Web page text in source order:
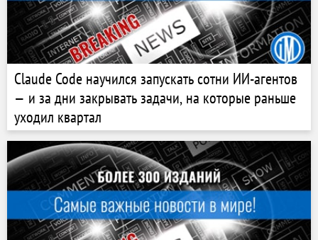
Claude Code научился запускать сотни ИИ-агентов
— и за дни закрывать задачи, на которые раньше
уходил квартал